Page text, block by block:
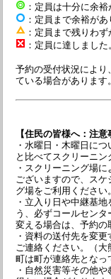
：定員は十分に余裕
：定員まで余裕が
：定員まで残りわ
：定員に達しました
予約の受付状況により
ている場合があります
【住民の皆様へ：注意
・水曜日・木曜日に
と比べてスクリーニン
・スクリーニング場
ございますので、ス
グ場をご利用ください
・立入り日や中継基
う、必ずコールセン
変える場合は、予約の
・資料の送付先を変
ご連絡ください。（
町は町が連絡先となっ
・自然災害等その他